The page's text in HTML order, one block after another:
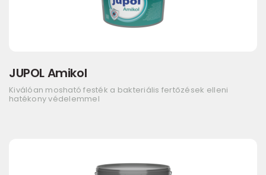
JUPOL Amikol
Kiválóan mosható festék a bakteriális fertőzések elleni
hatékony védelemmel